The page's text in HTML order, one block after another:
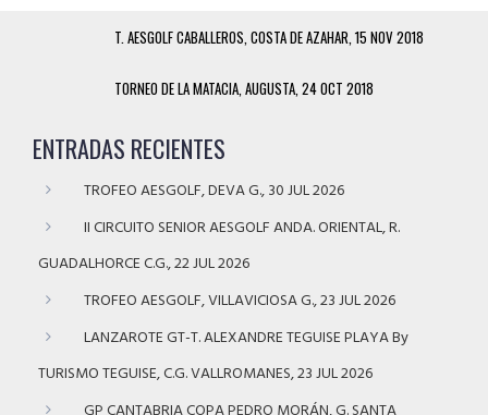
T. AESGOLF CABALLEROS, COSTA DE AZAHAR, 15 NOV 2018
TORNEO DE LA MATACIA, AUGUSTA, 24 OCT 2018
ENTRADAS RECIENTES
TROFEO AESGOLF, DEVA G., 30 JUL 2026
II CIRCUITO SENIOR AESGOLF ANDA. ORIENTAL, R.
GUADALHORCE C.G., 22 JUL 2026
TROFEO AESGOLF, VILLAVICIOSA G., 23 JUL 2026
LANZAROTE GT-T. ALEXANDRE TEGUISE PLAYA By
TURISMO TEGUISE, C.G. VALLROMANES, 23 JUL 2026